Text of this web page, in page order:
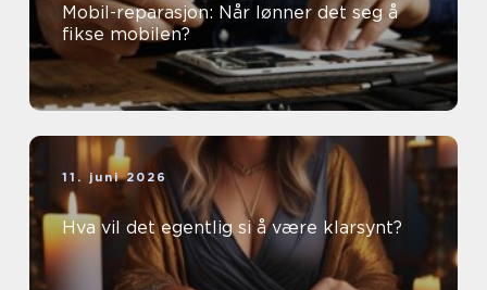
Mobil-reparasjon: Når lønner det seg å
fikse mobilen?
11. juni 2026
Hva vil det egentlig si å være klarsynt?